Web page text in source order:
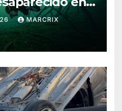
MARCRIX